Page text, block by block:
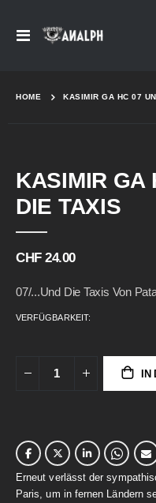
Navigation
HOME KASIMIR GA HC 07
KASIMIR GA
DIE TAXIS
CHF 24.00
07/...und Die Taxis Von
VERFÜGBARKEIT:
IN
Erneut verlässt der
Paris, um in fernen Ländern
to
the
end
images
to
the
beginning
images